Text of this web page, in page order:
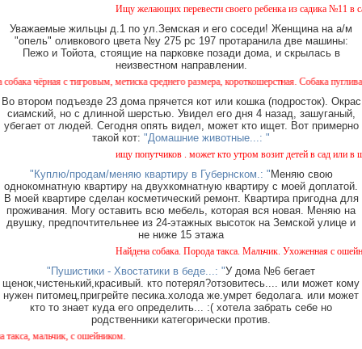
Ищу желающих перевести своего ребенка из садика №11 в
Уважаемые жильцы д.1 по ул.Земская и его соседи! Женщина на а/м
"опель" оливкового цвета №у 275 рс 197 протаранила две машины:
Пежо и Тойота, стоящие на парковке позади дома, и скрылась в
неизвестном направлении.
метиска среднего размера, короткошерстная. Собака пугливая, не
Во втором подъезде 23 дома прячется кот или кошка (подросток). Окрас
сиамский, но с длинной шерстью. Увидел его дня 4 назад, зашуганый,
убегает от людей. Сегодня опять видел, может кто ищет. Вот примерно
такой кот: "Домашние животные...: "
ищу попутчиков . может кто утром возит детей в сад или в школу
"Куплю/продам/меняю квартиру в Губернском.: " Меняю свою
однокомнатную квартиру на двухкомнатную квартиру с моей доплатой.
В моей квартире сделан косметический ремонт. Квартира пригодна для
проживания. Могу оставить всю мебель, которая вся новая. Меняю на
двушку, предпочтительнее из 24-этажных высоток на Земской улице и
не ниже 15 этажа
Найдена собака. Порода такса. Мальчик. Ухоженная с
"Пушистики - Хвостатики в беде...: "У дома №6 бегает
щенок,чистенький,красивый. кто потерял?отзовитесь.... или может кому
нужен питомец,пригрейте песика.холода же.умрет бедолага. или может
кто то знает куда его определить... :( хотела забрать себе но
родственники категорически против.
с ошейником.